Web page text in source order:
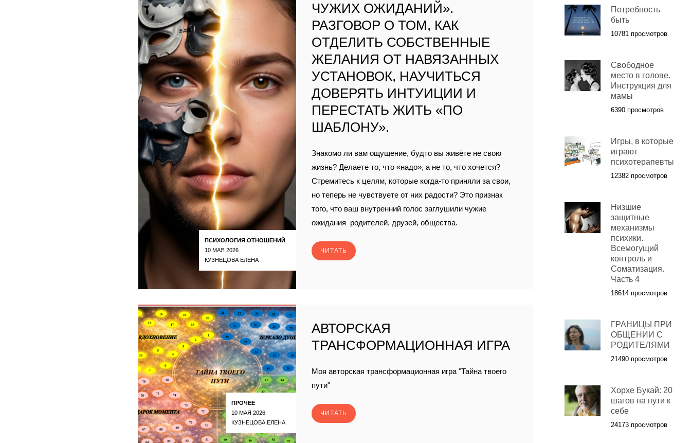
ПСИХОЛОГИЯ ОТНОШЕНИЙ
10 МАЯ 2026
КУЗНЕЦОВА ЕЛЕНА
ЧУЖИХ ОЖИДАНИЙ».
РАЗГОВОР О ТОМ, КАК
ОТДЕЛИТЬ СОБСТВЕННЫЕ
ЖЕЛАНИЯ ОТ НАВЯЗАННЫХ
УСТАНОВОК, НАУЧИТЬСЯ
ДОВЕРЯТЬ ИНТУИЦИИ И
ПЕРЕСТАТЬ ЖИТЬ «ПО
ШАБЛОНУ».
Знакомо ли вам ощущение, будто вы живёте не свою
жизнь? Делаете то, что «надо», а не то, что хочется?
Стремитесь к целям, которые когда‑то приняли за свои,
но теперь не чувствуете от них радости? Это признак
того, что ваш внутренний голос заглушили чужие
ожидания родителей, друзей, общества.
ЧИТАТЬ
ПРОЧЕЕ
10 МАЯ 2026
КУЗНЕЦОВА ЕЛЕНА
АВТОРСКАЯ
ТРАНСФОРМАЦИОННАЯ ИГРА
Моя авторская трансформационная игра "Тайна твоего
пути"
ЧИТАТЬ
Потребность
быть
10781 просмотров
Свободное
место в голове.
Инструкция для
мамы
6390 просмотров
Игры, в которые
играют
психотерапевты
12382 просмотров
Низшие
защитные
механизмы
психики.
Всемогущий
контроль и
Соматизация.
Часть 4
18614 просмотров
ГРАНИЦЫ ПРИ
ОБЩЕНИИ С
РОДИТЕЛЯМИ
21490 просмотров
Хорхе Букай: 20
шагов на пути к
себе
24173 просмотров